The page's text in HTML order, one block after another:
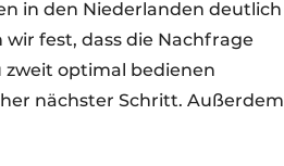
in den Niederlanden deutlich
fest, dass die Nachfrage
zweit optimal bedienen
nächster Schritt. Außerdem